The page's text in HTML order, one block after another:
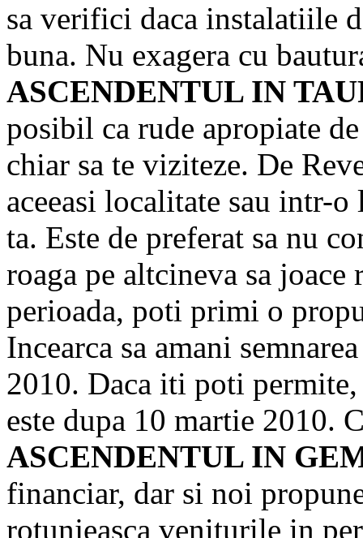
sa verifici daca instalatiile
buna. Nu exagera cu
ASCENDENTUL IN
posibil ca rude apropiate
chiar sa te viziteze. De
aceeasi localitate sau intr-
ta. Este de preferat sa nu
roaga pe altcineva sa
perioada, poti primi o
Incearca sa amani
2010. Daca iti poti
este dupa 10 martie 2010.
ASCENDENTUL IN
financiar, dar si noi
rotunjeasca veniturile in